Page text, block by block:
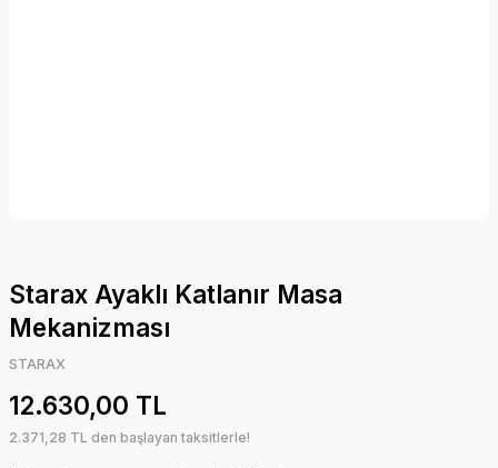
Starax Ayaklı Katlanır Masa
Mekanizması
STARAX
12.630,00 TL
2.371,28 TL den başlayan taksitlerle!